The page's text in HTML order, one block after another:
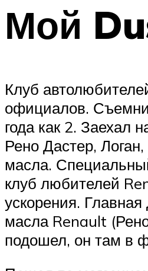
Мой
Клуб
официалов.
года как 2. Заехал
Рено Дастер,
масла.
клуб любителей
ускорения.
масла Renault
подошел, он там в